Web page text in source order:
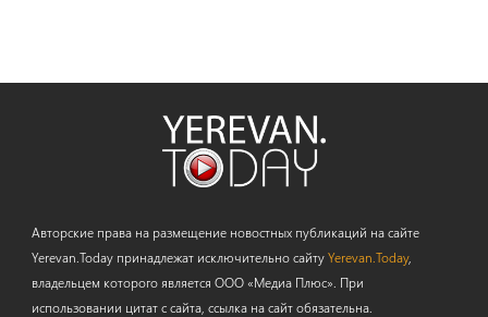
Авторские права на размещение новостных публикаций на сайте
Yerevan.Today принадлежат исключительно сайтуYerevan.Today,
владельцем которого является ООО «Медиа Плюс». При
использовании цитат с сайта, ссылка на сайт обязательна.